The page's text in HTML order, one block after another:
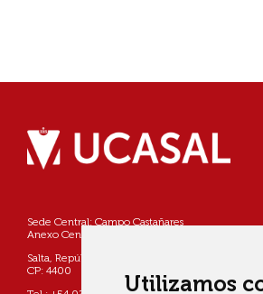
Utilizamos
Sede Central: Campo Castañares
Anexo Centro: Pellegrini 790
Salta, República Argentina
CP: 4400